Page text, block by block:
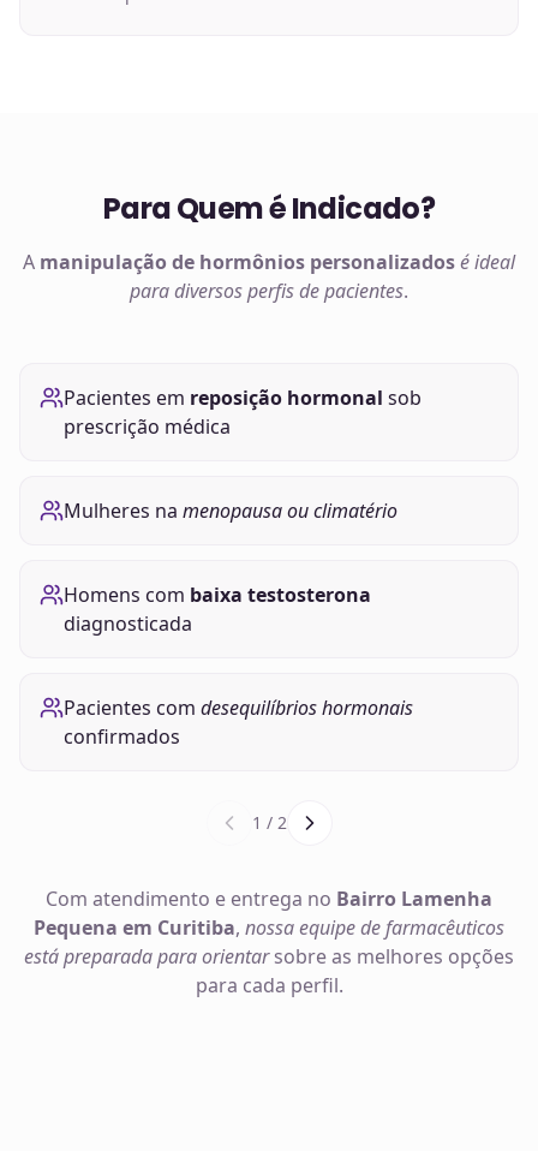
Para Quem é Indicado?
A manipulação de hormônios personalizadosé ideal
para diversos perfis de pacientes.
Pacientes em reposição hormonal sob
prescrição médica
Mulheres na menopausa ou climatério
Homens com baixa testosterona
diagnosticada
Pacientes com desequilíbrios hormonais
confirmados
1 / 2
Com atendimento e entrega no Bairro Lamenha
Pequena em Curitiba, nossa equipe de farmacêuticos
está preparada para orientarsobre as melhores opções
para cada perfil.